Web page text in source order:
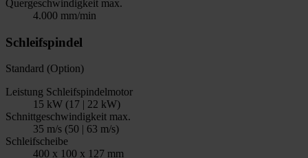
Quergeschwindigkeit max.
4.000 mm/min
Schleifspindel
Standard (Option)
Leistung Schleifspindelmotor
15 kW (17 | 22 kW)
Schnittgeschwindigkeit max.
35 m/s (50 | 63 m/s)
Schleifscheibe
400 x 100 x 127 mm